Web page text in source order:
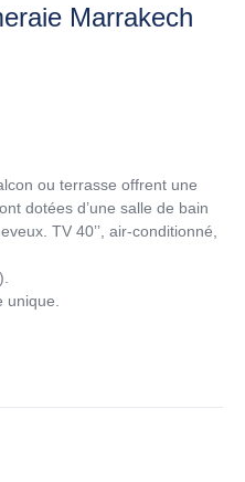
Marrakech
ou terrasse offrent une
dotées d’une salle de bain
TV 40’’, air-conditionné,